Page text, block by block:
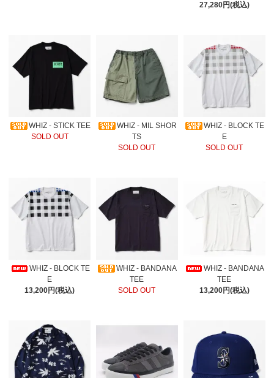
27,280円(税込)
WHIZ - STICK TEE
SOLD OUT
WHIZ - MIL SHOR
TS
SOLD OUT
WHIZ - BLOCK TE
E
SOLD OUT
WHIZ - BLOCK TE
E
13,200円(税込)
WHIZ - BANDANA
TEE
SOLD OUT
WHIZ - BANDANA
TEE
13,200円(税込)